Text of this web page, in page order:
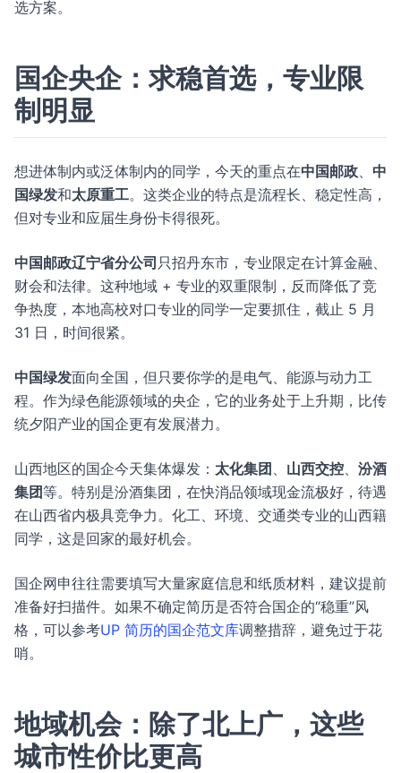
选方案。
国企央企：求稳首选，专业限
制明显
想进体制内或泛体制内的同学，今天的重点在中国邮政、 中
国绿发和太原重工。这类企业的特点是流程长、稳定性高，
但对专业和应届生身份卡得很死。
中国邮政辽宁省分公司 只招丹东市，专业限定在计算金融、
财会和法律。这种地域 + 专业的双重限制，反而降低了竞
争热度，本地高校对口专业的同学一定要抓住，截止 5 月
31 日，时间很紧。
中国绿发面向全国，但只要你学的是电气、能源与动力工
程。作为绿色能源领域的央企，它的业务处于上升期，比传
统夕阳产业的国企更有发展潜力。
山西地区的国企今天集体爆发： 太化集团 、 山西交控、 汾酒
集团等。特别是汾酒集团，在快消品领域现金流极好，待遇
在山西省内极具竞争力。化工、环境、交通类专业的山西籍
同学，这是回家的最好机会。
国企网申往往需要填写大量家庭信息和纸质材料，建议提前
准备好扫描件。如果不确定简历是否符合国企的“稳重”风
格，可以参考UP 简历的国企范文库调整措辞，避免过于花
哨。
地域机会：除了北上广，这些
城市性价比更高